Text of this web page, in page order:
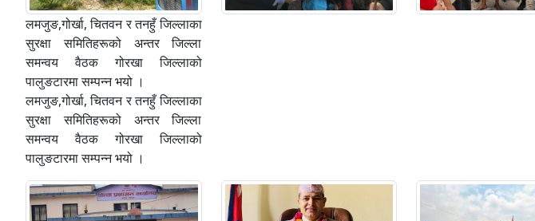
लमजुङ,गोर्खा, चितवन र तनहुँ जिल्लाका
सुरक्षा समितिहरूको अन्तर जिल्ला
समन्वय वैठक गोरखा जिल्लाको
पालुङटारमा सम्पन्न भयो ।
लमजुङ,गोर्खा, चितवन र तनहुँ जिल्लाका
सुरक्षा समितिहरूको अन्तर जिल्ला
समन्वय वैठक गोरखा जिल्लाको
पालुङटारमा सम्पन्न भयो ।